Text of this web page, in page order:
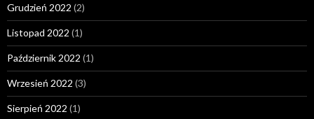
Grudzień 2022 (2)
Listopad 2022 (1)
Październik 2022 (1)
Wrzesień 2022 (3)
Sierpień 2022 (1)